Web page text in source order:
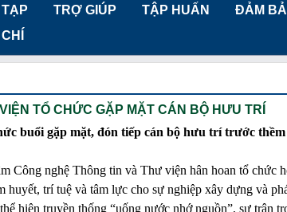
TẠP
CHÍ
TRỢ GIÚP TẬP HUẤN ĐẢM
TỔ CHỨC GẶP MẶT CÁN BỘ HƯU TRÍ
buổi gặp mặt, đón tiếp cán bộ hưu trí trước
Công nghệ Thông tin và Thư viện hân hoan tổ chức
huyết, trí tuệ và tâm lực cho sự nghiệp xây dựng và
hiện truyền thống “uống nước nhớ nguồn”, sự trân